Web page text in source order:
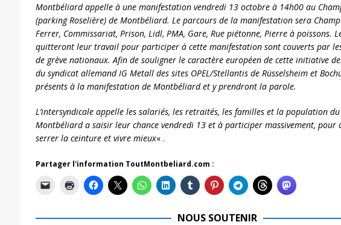
Montbéliard appelle à une manifestation vendredi 13 octobre à 14h00 au
(parking Roselière) de Montbéliard. Le parcours de la manifestation sera
Ferrer, Commissariat, Prison, Lidl, PMA, Gare, Rue piétonne, Pierre à poissons.
quitteront leur travail pour participer à cette manifestation sont couverts par
de grève nationaux. Afin de souligner le caractère européen de cette initiative
du syndicat allemand IG Metall des sites OPEL/Stellantis de Rüsselsheim et
présents à la manifestation de Montbéliard et y prendront la parole.
L’intersyndicale appelle les salariés, les retraités, les familles et la population du
Montbéliard a saisir leur chance vendredi 13 et à participer massivement, pour
serrer la ceinture et vivre mieux« .
Partager l'information ToutMontbeliard.com :
NOUS SOUTENIR